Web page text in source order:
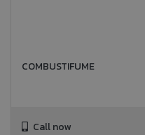
COMBUSTIFUME
Call now